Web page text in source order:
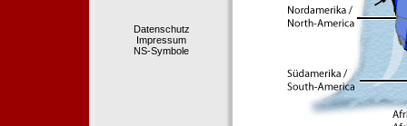
Datenschutz
Impressum
NS-Symbole